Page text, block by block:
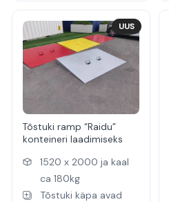
Tõstuki ramp “Raidu”
konteineri laadimiseks
1520 x 2000 ja kaal
ca 180kg
Tõstuki käpa avad
UUS